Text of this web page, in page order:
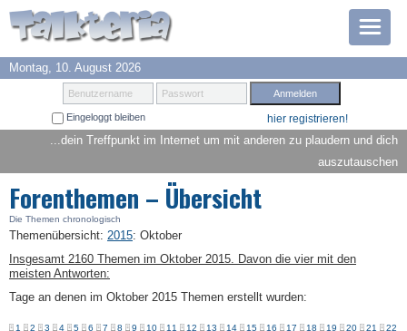
Prämien
Suche
Anmelden
Montag, 10. August 2026
Benutzername Passwort
Eingeloggt bleiben hier registrieren!
...dein Treffpunkt im Internet um mit anderen zu plaudern und dich
auszutauschen
Forenthemen – Übersicht
Die Themen chronologisch
Themenübersicht: 2015: Oktober
Insgesamt 2160 Themen im Oktober 2015. Davon die vier mit den
meisten Antworten:
Tage an denen im Oktober 2015 Themen erstellt wurden:
1 2 3 4 5 6 7 8 9 10 11 12 13 14 15 16 17 18 19 20 21 22